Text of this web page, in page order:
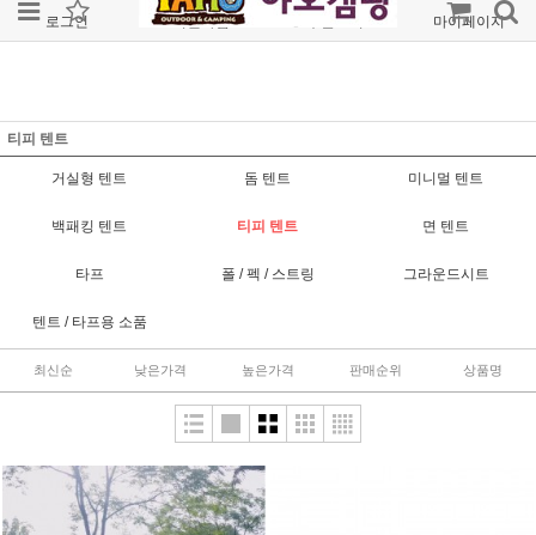
로그인 회원가입 주문조회 마이페이지
티피 텐트
거실형 텐트 돔 텐트 미니멀 텐트
백패킹 텐트 티피 텐트 면 텐트
타프 폴 / 펙 / 스트링 그라운드시트
텐트 / 타프용 소품
최신순 낮은가격 높은가격 판매순위 상품명